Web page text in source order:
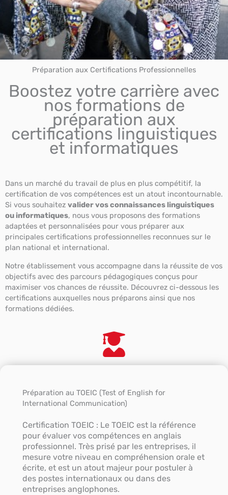
Préparation aux Certifications Professionnelles
Boostez votre carrière avec
nos formations de
préparation aux
certifications linguistiques
et informatiques
Dans un marché du travail de plus en plus compétitif, la
certification de vos compétences est un atout incontournable.
Si vous souhaitez valider vos connaissances linguistiques
ou informatiques, nous vous proposons des formations
adaptées et personnalisées pour vous préparer aux
principales certifications professionnelles reconnues sur le
plan national et international.
Notre établissement vous accompagne dans la réussite de vos
objectifs avec des parcours pédagogiques conçus pour
maximiser vos chances de réussite. Découvrez ci-dessous les
certifications auxquelles nous préparons ainsi que nos
formations dédiées.
Préparation au TOEIC (Test of English for
International Communication)
Certification TOEIC : Le TOEIC est la référence
pour évaluer vos compétences en anglais
professionnel. Très prisé par les entreprises, il
mesure votre niveau en compréhension orale et
écrite, et est un atout majeur pour postuler à
des postes internationaux ou dans des
entreprises anglophones.